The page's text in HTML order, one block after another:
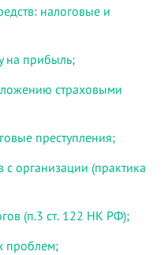
налоговые и
на прибыль;
страховыми
преступления;
с организации (практика
(п.3 ст. 122 НК РФ);
проблем;